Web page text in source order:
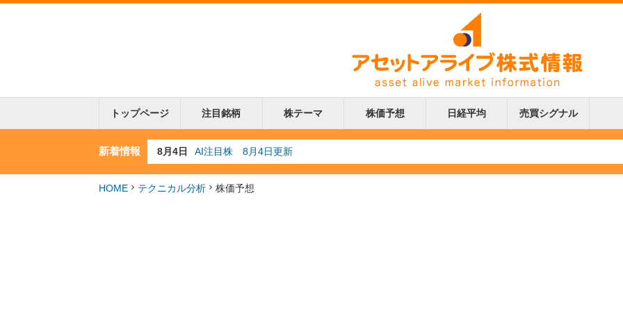
トップページ 注目銘柄 株テーマ 株価予想 日経平均 売買シグナル
新着情報 8月3日
人気業種注目株 8月3日更新
8月2日
金融注目株 8月2日更新
7月10日
半導体注目株 7月10日更新
HOME テクニカル分析 株価予想